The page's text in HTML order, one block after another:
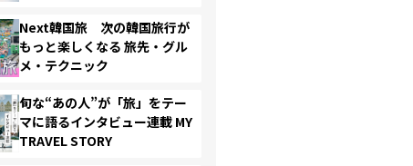
Next韓国旅 次の韓国旅行が
もっと楽しくなる 旅先・グル
メ・テクニック
旬な“あの人”が「旅」をテー
マに語るインタビュー連載 MY
TRAVEL STORY